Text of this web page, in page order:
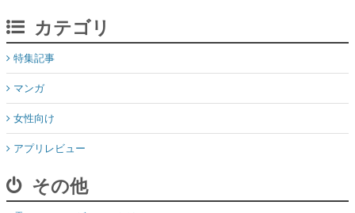
カテゴリ
特集記事
マンガ
女性向け
アプリレビュー
その他